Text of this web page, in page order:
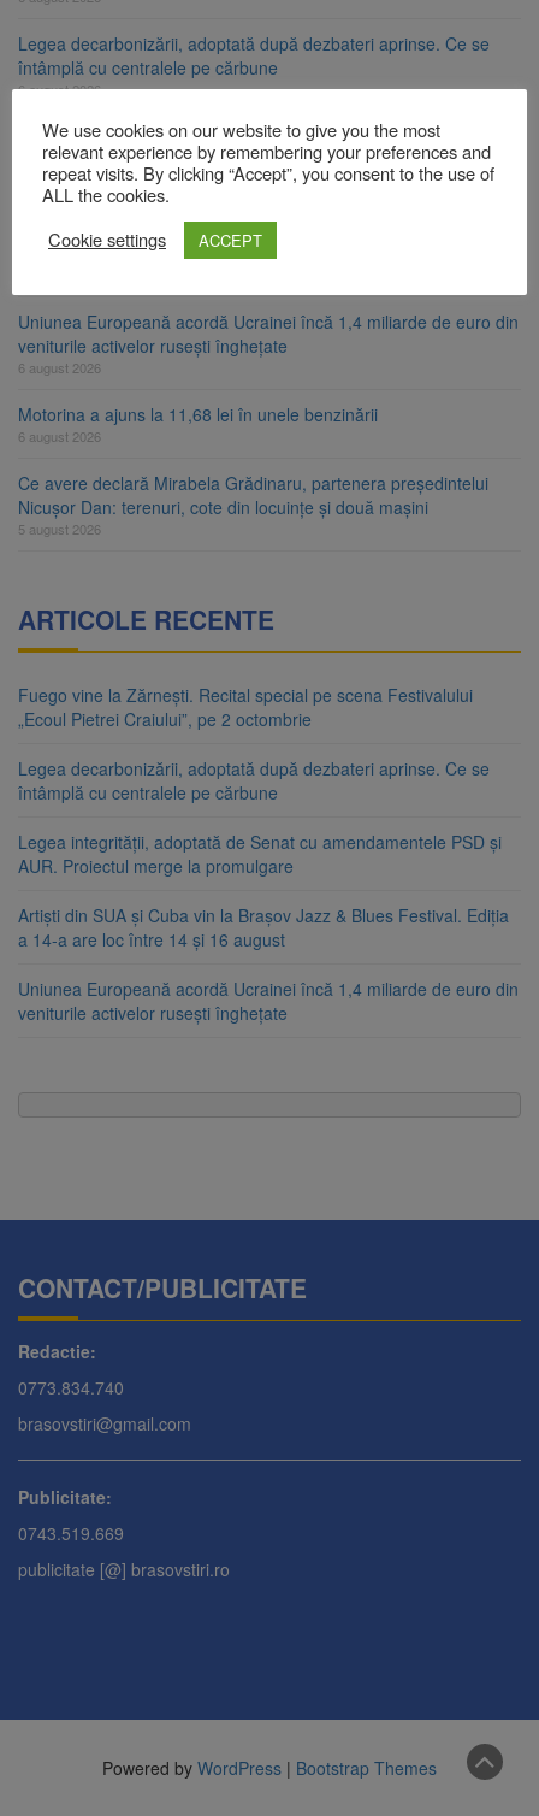
Legea decarbonizării, adoptată după dezbateri aprinse. Ce se
întâmplă cu centralele pe cărbune
6 august 2026
Legea integrității, adoptată de Senat cu amendamentele PSD și
AUR. Proiectul merge la promulgare
6 august 2026
Artiști din SUA și Cuba vin la Brașov Jazz & Blues Festival. Ediția
a 14-a are loc între 14 și 16 august
Uniunea Europeană acordă Ucrainei încă 1,4 miliarde de euro din
veniturile activelor rusești înghețate
6 august 2026
Motorina a ajuns la 11,68 lei în unele benzinării
6 august 2026
Ce avere declară Mirabela Grădinaru, partenera președintelui
Nicușor Dan: terenuri, cote din locuințe și două mașini
5 august 2026
ARTICOLE RECENTE
Fuego vine la Zărnești. Recital special pe scena Festivalului
„Ecoul Pietrei Craiului”, pe 2 octombrie
Legea decarbonizării, adoptată după dezbateri aprinse. Ce se
întâmplă cu centralele pe cărbune
Legea integrității, adoptată de Senat cu amendamentele PSD și
AUR. Proiectul merge la promulgare
Artiști din SUA și Cuba vin la Brașov Jazz & Blues Festival. Ediția
a 14-a are loc între 14 și 16 august
Uniunea Europeană acordă Ucrainei încă 1,4 miliarde de euro din
veniturile activelor rusești înghețate
CONTACT/PUBLICITATE
Redactie:
0773.834.740
brasovstiri@gmail.com
Publicitate:
0743.519.669
publicitate [@] brasovstiri.ro
Powered by WordPress | Bootstrap Themes
We use cookies on our website to give you the most
relevant experience by remembering your preferences and
repeat visits. By clicking “Accept”, you consent to the use of
ALL the cookies.
Cookie settings
ACCEPT